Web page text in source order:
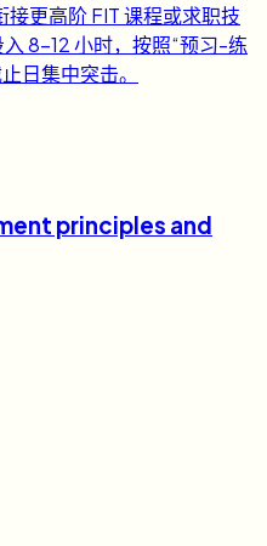
更高阶 FIT 课程或求职技
8-12 小时，按照“预习-练
日集中突击。
principles and